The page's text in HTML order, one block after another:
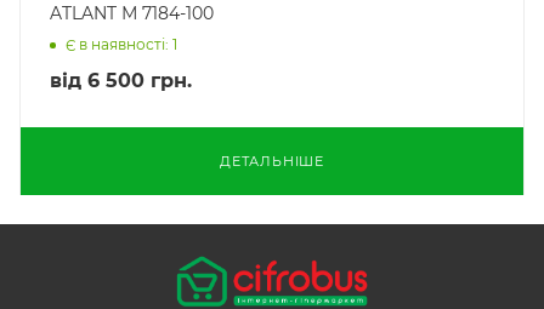
ATLANT М 7184-100
Є в наявності: 1
від 6 500 грн.
ДЕТАЛЬНІШЕ